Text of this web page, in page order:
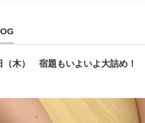
（木） 宿題もいよいよ大詰め！